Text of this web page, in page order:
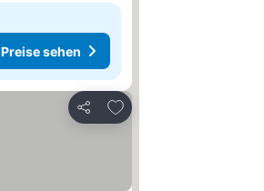
Preise sehen
Teilen
Zu Favoriten hinzufügen